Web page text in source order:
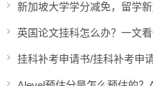
挂科补考申请书/挂科补考申